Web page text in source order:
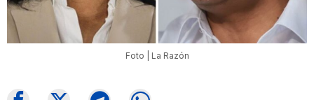
Foto | La Razón